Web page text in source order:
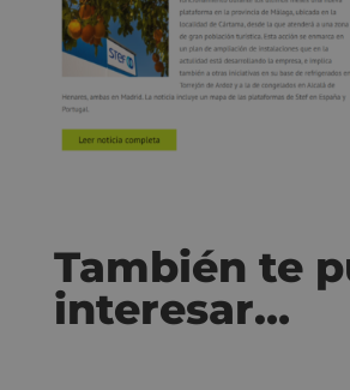
También te
interesar…